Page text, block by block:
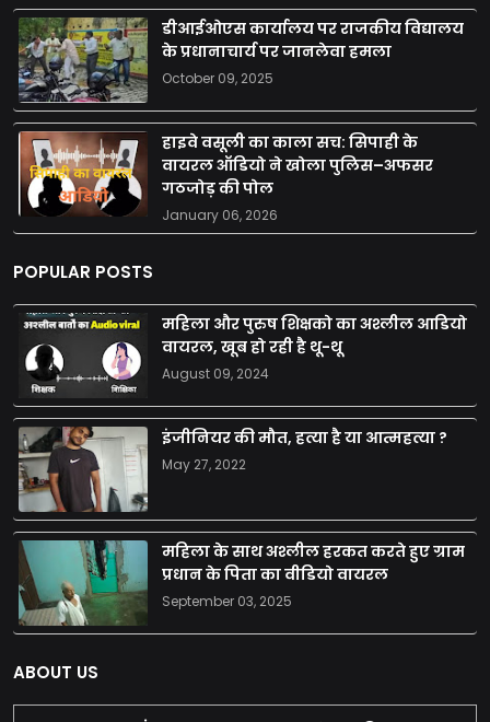
डीआईओएस कार्यालय पर राजकीय विद्यालय
के प्रधानाचार्य पर जानलेवा हमला
October 09, 2025
हाइवे वसूली का काला सच: सिपाही के
वायरल ऑडियो ने खोला पुलिस–अफसर
गठजोड़ की पोल
January 06, 2026
POPULAR POSTS
महिला और पुरुष शिक्षको का अश्लील आडियो
वायरल, खूब हो रही है थू-थू
August 09, 2024
इंजीनियर की मौत, हत्या है या आत्महत्या ?
May 27, 2022
महिला के साथ अश्लील हरकत करते हुए ग्राम
प्रधान के पिता का वीडियो वायरल
September 03, 2025
ABOUT US